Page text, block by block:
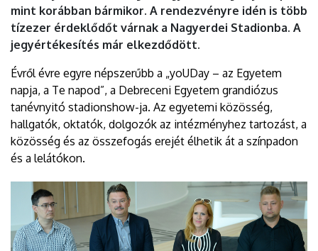
mint korábban bármikor. A rendezvényre idén is több
tízezer érdeklődőt várnak a Nagyerdei Stadionba. A
jegyértékesítés már elkezdődött.
Évről évre egyre népszerűbb a „yoUDay – az Egyetem
napja, a Te napod”, a Debreceni Egyetem grandiózus
tanévnyitó stadionshow-ja. Az egyetemi közösség,
hallgatók, oktatók, dolgozók az intézményhez tartozást, a
közösség és az összefogás erejét élhetik át a színpadon
és a lelátókon.